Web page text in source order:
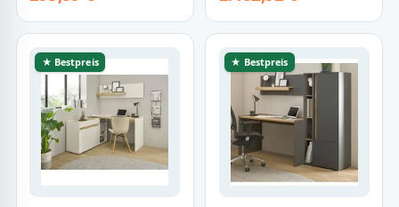
★ Bestpreis ★ Bestpreis